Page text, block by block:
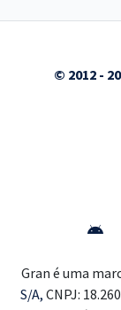
© 2012 -
Gran é uma
S/A, CNPJ: